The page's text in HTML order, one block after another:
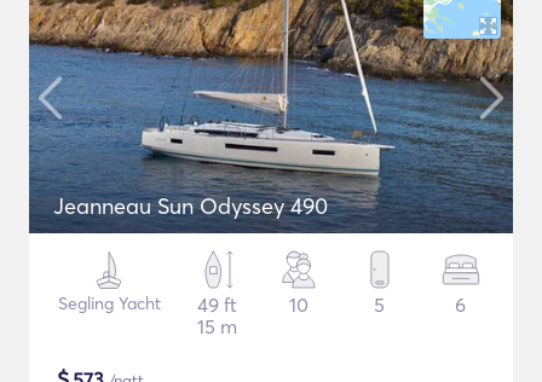
Jeanneau Sun Odyssey 490
Segling Yacht
49 ft
15 m
10 5 6